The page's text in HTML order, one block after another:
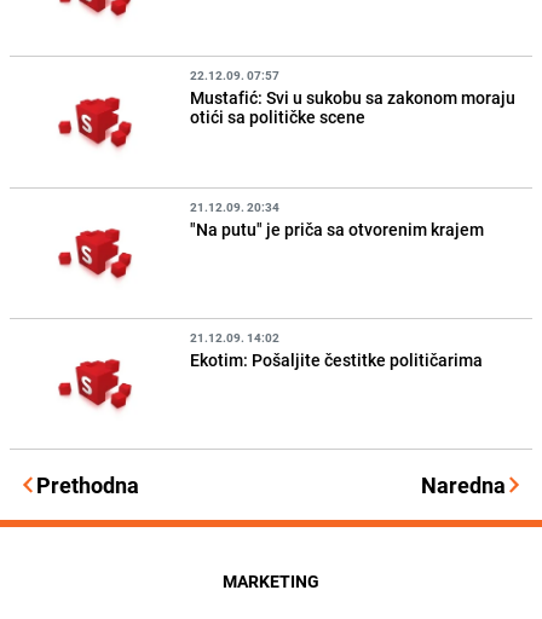
22.12.09. 07:57
Mustafić: Svi u sukobu sa zakonom moraju
otići sa političke scene
21.12.09. 20:34
"Na putu" je priča sa otvorenim krajem
21.12.09. 14:02
Ekotim: Pošaljite čestitke političarima
Prethodna Naredna
MARKETING